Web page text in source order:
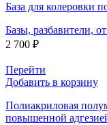
База для колеровки
Базы, разбавители,
2 700 ₽
Перейти
Добавить в корзину
Полиакриловая
повышенной